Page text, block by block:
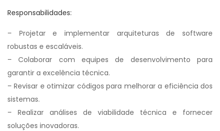
Responsabilidades:
– Projetar e implementar arquiteturas de software
robustas e escaláveis.
– Colaborar com equipes de desenvolvimento para
garantir a excelência técnica.
– Revisar e otimizar códigos para melhorar a eficiência dos
sistemas.
– Realizar análises de viabilidade técnica e fornecer
soluções inovadoras.